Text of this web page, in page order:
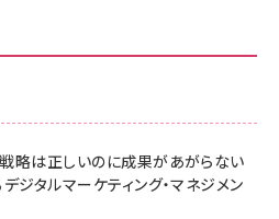
略は正しいのに成果があがらない
ジタルマーケティング・マネジメン